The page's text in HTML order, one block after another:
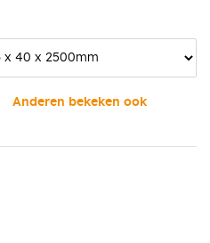
Anderen bekeken ook